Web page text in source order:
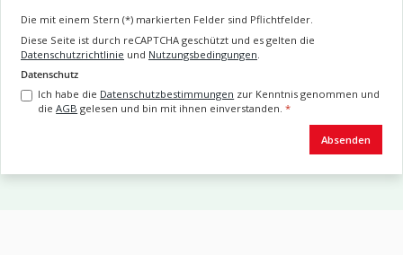
Die mit einem Stern (*) markierten Felder sind Pflichtfelder.
Diese Seite ist durch reCAPTCHA geschützt und es gelten die
Datenschutzrichtlinie und Nutzungsbedingungen
Datenschutz
Ich habe die Datenschutzbestimmungen zur Kenntnis genommen und
dieAGB gelesen und bin mit ihnen einverstanden.*
Absenden